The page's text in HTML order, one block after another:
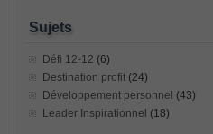
Sujets
Défi 12-12 (6)
Destination profit (24)
Développement personnel (43)
Leader Inspirationnel (18)